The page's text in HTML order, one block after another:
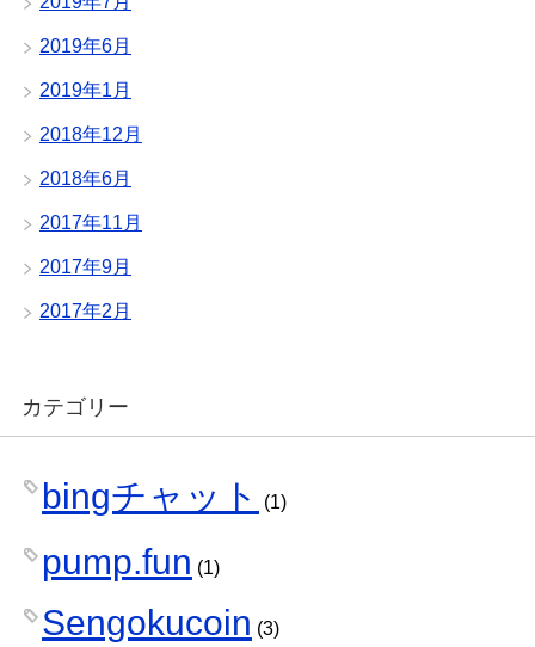
2019年6月
2019年1月
2018年12月
2018年6月
2017年11月
2017年9月
2017年2月
カテゴリー
bingチャット (1)
pump.fun (1)
Sengokucoin (3)